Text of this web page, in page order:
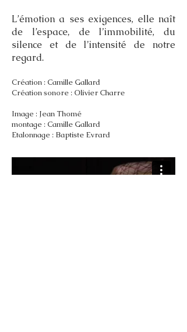
L’émotion a ses exigences, elle naît
de l’espace, de l’immobilité, du
silence et de l’intensité de notre
regard.
Création : Camille Gallard
Création sonore : Olivier Charre
Image : Jean Thomé
montage : Camille Gallard
Etalonnage : Baptiste Evrard